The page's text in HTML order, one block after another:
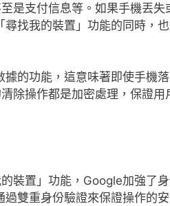
是支付信息等。如果手機丟失
找我的裝置」功能的同時，
的功能，這意味著即使手機
除操作都是加密處理，保證用
裝置」功能，Google加強了
雙重身份驗證來保證操作的